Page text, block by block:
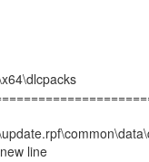
line